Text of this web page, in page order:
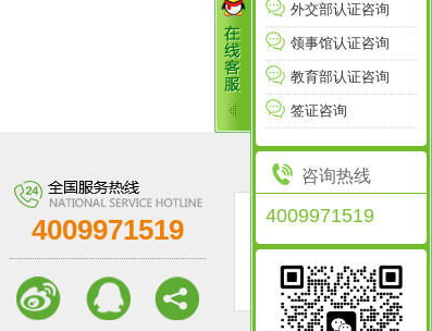
4009971519
外交部认证咨询
领事馆认证咨询
教育部认证咨询
签证咨询
咨询热线
4009971519